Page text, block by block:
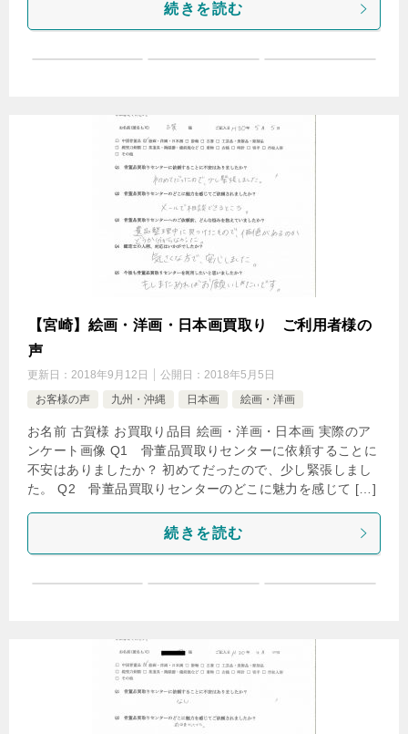
続きを読む
【宮崎】絵画・洋画・日本画買取り ご利用者様の
声
更新日： 2018年9月12日 公開日： 2018年5月5日
お客様の声
九州・沖縄 日本画 絵画・洋画
お名前 古賀様 お買取り品目 絵画・洋画・日本画 実際のア
ンケート画像 Q1 骨董品買取りセンターに依頼することに
不安はありましたか？ 初めてだったので、少し緊張しまし
た。 Q2 骨董品買取りセンターのどこに魅力を感じて […]
続きを読む